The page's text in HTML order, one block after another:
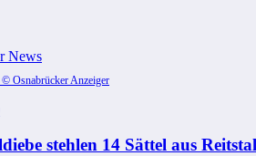
Osnabrücker Anzeiger
stehlen 14 Sättel aus